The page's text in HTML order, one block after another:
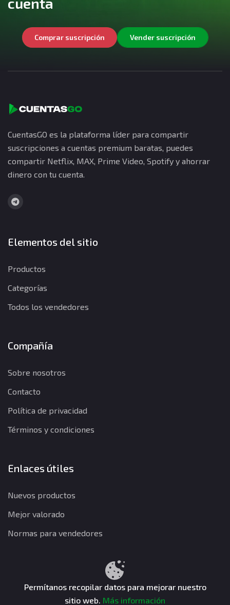
Comprar suscripción Vender suscripción
CuentasGO es la plataforma líder para compartir
suscripciones a cuentas premium baratas, puedes
compartir Netflix, MAX, Prime Video, Spotify y ahorrar
dinero con tu cuenta.
Elementos del sitio
Productos
Categorías
Todos los vendedores
Compañía
Sobre nosotros
Contacto
Política de privacidad
Términos y condiciones
Enlaces útiles
Nuevos productos
Mejor valorado
Normas para vendedores
Términos y condiciones
CuentasGO © 2026. Todos los derechos reservados.
Permítanos recopilar datos para mejorar nuestro
sitio web. Más información